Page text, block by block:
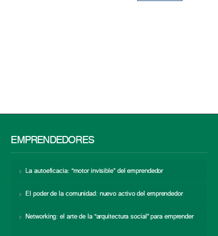
EMPRENDEDORES
La autoeficacia: “motor invisible” del emprendedor
El poder de la comunidad: nuevo activo del emprendedor
Networking: el arte de la “arquitectura social” para emprender